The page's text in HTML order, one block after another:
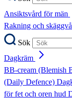
Ansiktsvård för män
Rakning och
Sök
Dagkräm
BB-cream (Blemish
(Daily Defence)
för fet och oren hud